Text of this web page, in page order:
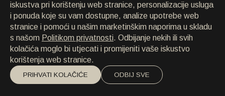
PLAŽA
iskustva pri korištenju web stranice, personalizacije usluga
i ponuda koje su vam dostupne, analize upotrebe web
stranice i pomoći u našim marketinškim naporima u skladu
s našom Politikom privatnosti. Odbijanje nekih ili svih
kolačića moglo bi utjecati i promijeniti vaše iskustvo
korištenja web stranice.
PRIHVATI KOLAČIĆE ODBIJ SVE